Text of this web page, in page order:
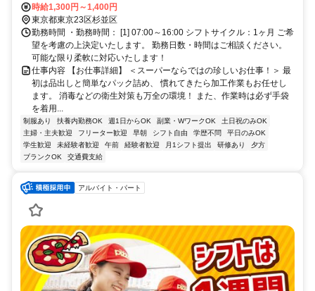
時給1,300円～1,400円
東京都東京23区杉並区
勤務時間 ・勤務時間： [1] 07:00～16:00 シフトサイクル：1ヶ月 ご希
望を考慮の上決定いたします。 勤務日数・時間はご相談ください。
可能な限り柔軟に対応いたします！
仕事内容 【お仕事詳細】 ＜スーパーならではの珍しいお仕事！＞ 最
初は品出しと簡単なパック詰め、 慣れてきたら加工作業もお任せし
ます。 消毒などの衛生対策も万全の環境！ また、作業時は必ず手袋
を着用...
制服あり 扶養内勤務OK 週1日からOK 副業・WワークOK
土日祝のみOK
主婦・主夫歓迎
フリーター歓迎 早朝 シフト自由 学歴不問
平日のみOK
学生歓迎
未経験者歓迎 午前 経験者歓迎 月1シフト提出 研修あり
夕方
ブランクOK
交通費支給
アルバイト・パート